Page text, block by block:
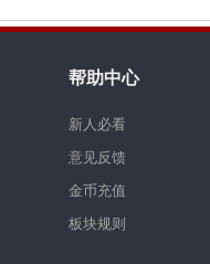
帮助中心
新人必看
意见反馈
金币充值
板块规则